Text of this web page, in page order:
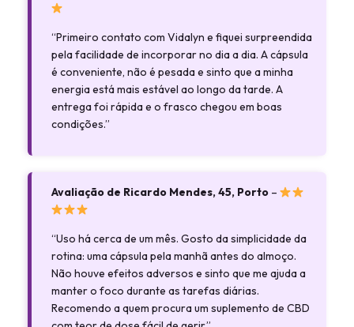
“Primeiro contato com Vidalyn e fiquei surpreendida
pela facilidade de incorporar no dia a dia. A cápsula
é conveniente, não é pesada e sinto que a minha
energia está mais estável ao longo da tarde. A
entrega foi rápida e o frasco chegou em boas
condições.”
Avaliação de Ricardo Mendes, 45, Porto–
“Uso há cerca de um mês. Gosto da simplicidade da
rotina: uma cápsula pela manhã antes do almoço.
Não houve efeitos adversos e sinto que me ajuda a
manter o foco durante as tarefas diárias.
Recomendo a quem procura um suplemento de CBD